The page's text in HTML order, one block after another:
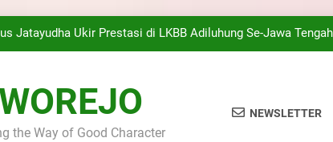
Jatayudha Ukir Prestasi di LKBB Adiluhung Se-Jawa Tengah
11 Purworejo& SMK Negeri 6 Purworejo: Membangun Disiplin,
Kekompakan, dan Kepedulian
Kursus Pembina Pramuka Mahir Tingkat Dasar (KMD)
the Way of Good Character
NEWSLETTER